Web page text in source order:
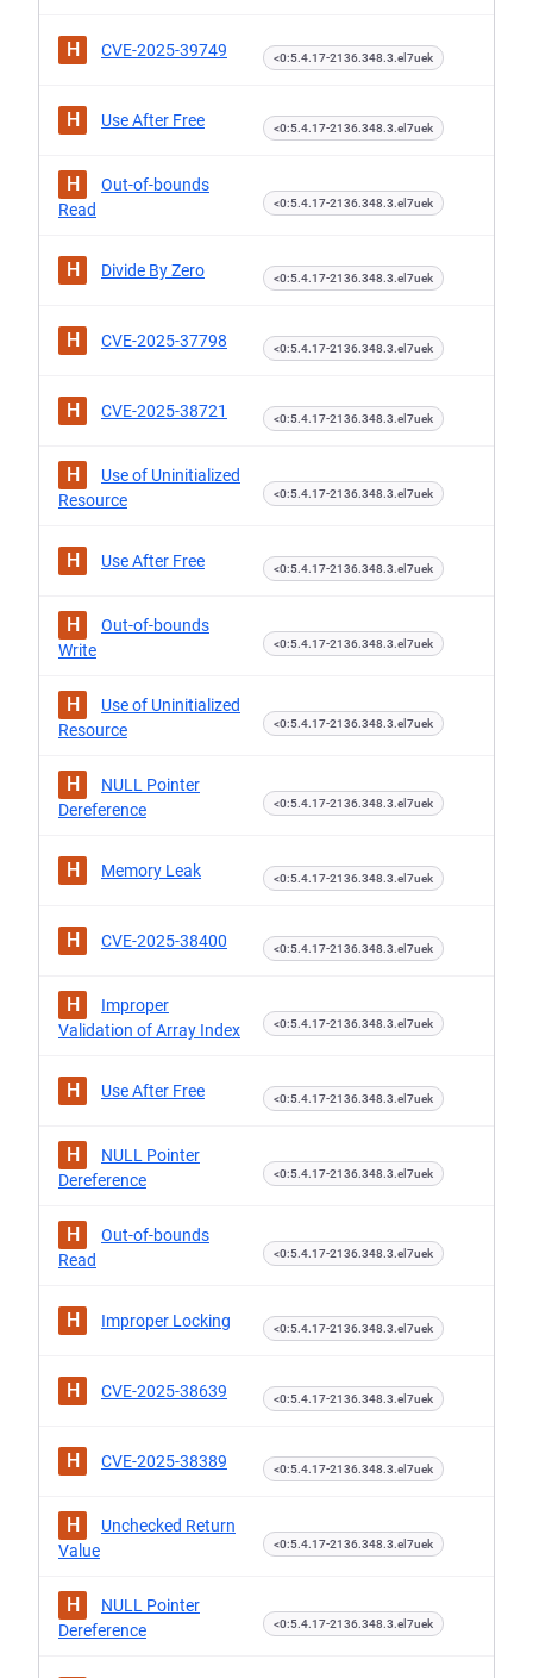
H CVE-2025-39749 <0:5.4.17-2136.348.3.el7uek
H Use After Free <0:5.4.17-2136.348.3.el7uek
H
Out-of-bounds
Read
<0:5.4.17-2136.348.3.el7uek
H Divide By Zero <0:5.4.17-2136.348.3.el7uek
H CVE-2025-37798 <0:5.4.17-2136.348.3.el7uek
H CVE-2025-38721 <0:5.4.17-2136.348.3.el7uek
H
Use of Uninitialized
Resource
<0:5.4.17-2136.348.3.el7uek
H Use After Free <0:5.4.17-2136.348.3.el7uek
H
Out-of-bounds
Write
<0:5.4.17-2136.348.3.el7uek
H
Use of Uninitialized
Resource
<0:5.4.17-2136.348.3.el7uek
H
NULL Pointer
Dereference
<0:5.4.17-2136.348.3.el7uek
H Memory Leak <0:5.4.17-2136.348.3.el7uek
H CVE-2025-38400 <0:5.4.17-2136.348.3.el7uek
H
Improper
Validation of Array Index
<0:5.4.17-2136.348.3.el7uek
H Use After Free <0:5.4.17-2136.348.3.el7uek
H
NULL Pointer
Dereference
<0:5.4.17-2136.348.3.el7uek
H
Out-of-bounds
Read
<0:5.4.17-2136.348.3.el7uek
H Improper Locking <0:5.4.17-2136.348.3.el7uek
H CVE-2025-38639 <0:5.4.17-2136.348.3.el7uek
H CVE-2025-38389 <0:5.4.17-2136.348.3.el7uek
H
Unchecked Return
Value
<0:5.4.17-2136.348.3.el7uek
H
NULL Pointer
Dereference
<0:5.4.17-2136.348.3.el7uek